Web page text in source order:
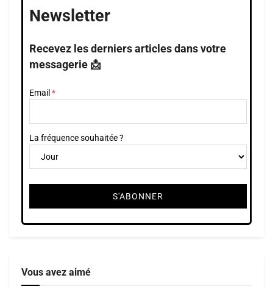
Newsletter
Recevez les derniers articles dans votre
messagerie 📩
Email
La fréquence souhaitée ?
Vous avez aimé